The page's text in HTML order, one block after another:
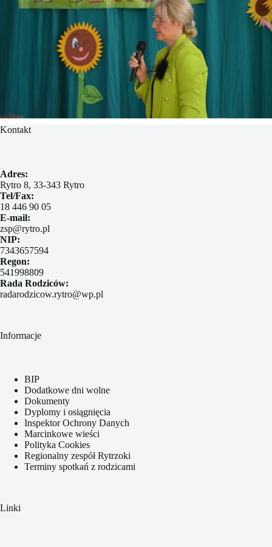
Kontakt
Adres:
Rytro 8, 33-343 Rytro
Tel/Fax:
18 446 90 05
E-mail:
zsp@rytro.pl
NIP:
7343657594
Regon:
541998809
Rada Rodziców:
radarodzicow.rytro@wp.pl
Informacje
BIP
Dodatkowe dni wolne
Dokumenty
Dyplomy i osiągnięcia
Inspektor Ochrony Danych
Marcinkowe wieści
Polityka Cookies
Regionalny zespół Rytrzoki
Terminy spotkań z rodzicami
Linki